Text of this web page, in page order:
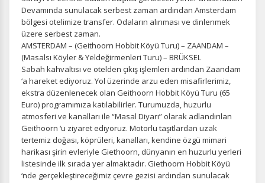
Devamında sunulacak serbest zaman ardından Amsterdam
bölgesi otelimize transfer. Odaların alınması ve dinlenmek
üzere serbest zaman.
AMSTERDAM – (Geithoorn Hobbit Köyü Turu) – ZAANDAM –
(Masalsı Köyler & Yeldeğirmenleri Turu) – BRÜKSEL
Sabah kahvaltısı ve otelden çıkış işlemleri ardından Zaandam
‘a hareket ediyoruz. Yol üzerinde arzu eden misafirlerimiz,
ekstra düzenlenecek olan Geithoorn Hobbit Köyü Turu (65
Euro) programımıza katılabilirler. Turumuzda, huzurlu
atmosferi ve kanalları ile “Masal Diyarı” olarak adlandırılan
Geithoorn ‘u ziyaret ediyoruz. Motorlu taşıtlardan uzak
tertemiz doğası, köprüleri, kanalları, kendine özgü mimari
harikası şirin evleriyle Giethoorn, dünyanın en huzurlu yerleri
listesinde ilk sırada yer almaktadır. Giethoorn Hobbit Köyü
‘nde gerçekleştireceğimiz çevre gezisi ardından sunulacak